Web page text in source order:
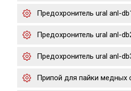
Предохронитель ural anl-
Предохронитель ural anl-
Предохронитель ural anl-
Припой для пайки медных